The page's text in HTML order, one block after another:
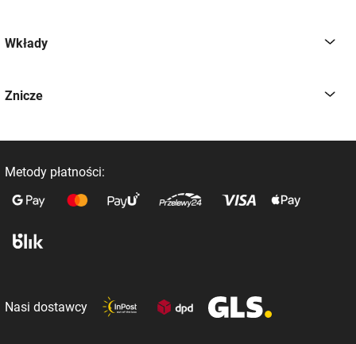
Wkłady
Znicze
Metody płatności:
Nasi dostawcy